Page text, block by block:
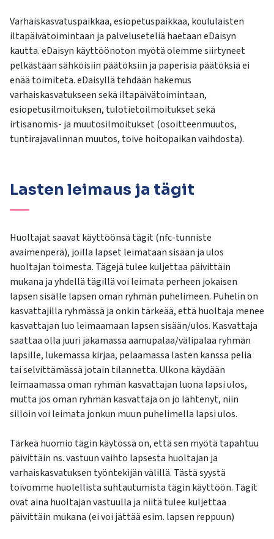
Varhaiskasvatuspaikkaa, esiopetuspaikkaa, koululaisten
iltapäivätoimintaan ja palveluseteliä haetaan eDaisyn
kautta. eDaisyn käyttöönoton myötä olemme siirtyneet
pelkästään sähköisiin päätöksiin ja paperisia päätöksiä ei
enää toimiteta. eDaisyllä tehdään hakemus
varhaiskasvatukseen sekä iltapäivätoimintaan,
esiopetusilmoituksen, tulotietoilmoitukset sekä
irtisanomis- ja muutosilmoitukset (osoitteenmuutos,
tuntirajavalinnan muutos, toive hoitopaikan vaihdosta).
Lasten leimaus ja tägit
Huoltajat saavat käyttöönsä tägit (nfc-tunniste
avaimenperä), joilla lapset leimataan sisään ja ulos
huoltajan toimesta. Tägejä tulee kuljettaa päivittäin
mukana ja yhdellä tägillä voi leimata perheen jokaisen
lapsen sisälle lapsen oman ryhmän puhelimeen. Puhelin on
kasvattajilla ryhmässä ja onkin tärkeää, että huoltaja menee
kasvattajan luo leimaamaan lapsen sisään/ulos. Kasvattaja
saattaa olla juuri jakamassa aamupalaa/välipalaa ryhmän
lapsille, lukemassa kirjaa, pelaamassa lasten kanssa peliä
tai selvittämässä jotain tilannetta. Ulkona käydään
leimaamassa oman ryhmän kasvattajan luona lapsi ulos,
mutta jos oman ryhmän kasvattaja on jo lähtenyt, niin
silloin voi leimata jonkun muun puhelimella lapsi ulos.
Tärkeä huomio tägin käytössä on, että sen myötä tapahtuu
päivittäin ns. vastuun vaihto lapsesta huoltajan ja
varhaiskasvatuksen työntekijän välillä. Tästä syystä
toivomme huolellista suhtautumista tägin käyttöön. Tägit
ovat aina huoltajan vastuulla ja niitä tulee kuljettaa
päivittäin mukana (ei voi jättää esim. lapsen reppuun)